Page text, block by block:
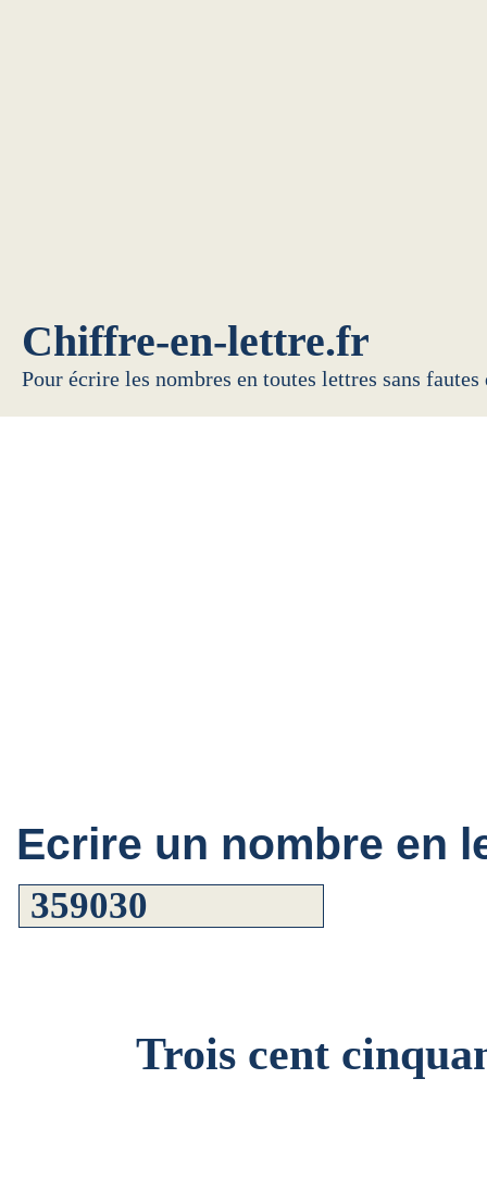
Chiffre-en-lettre.fr
Pour écrire les nombres en toutes lettres sans
Ecrire un nombre en
Trois cent